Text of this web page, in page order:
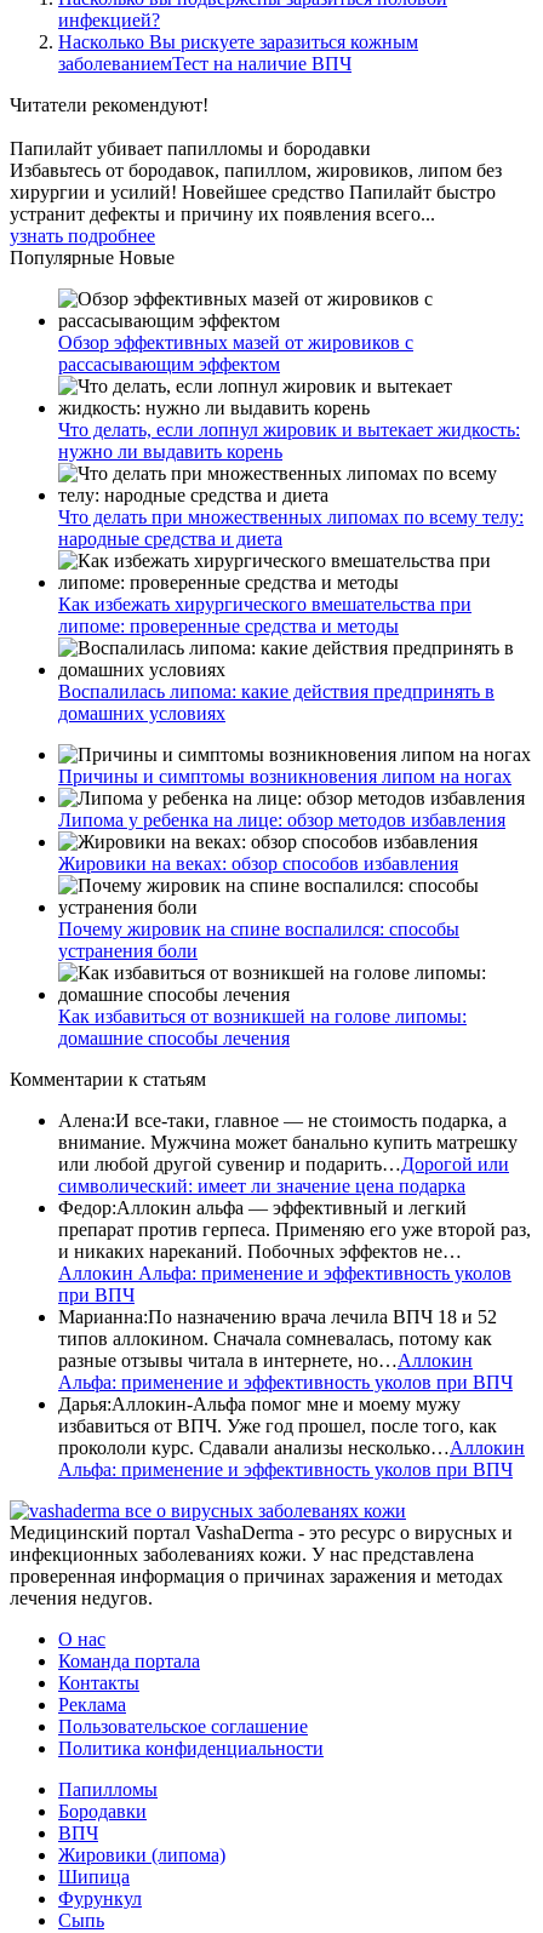
инфекцией?
Насколько Вы рискуете заразиться кожным
заболеваниемТест на наличие ВПЧ
Читатели рекомендуют!
Папилайт убивает папилломы и бородавки
Избавьтесь от бородавок, папиллом, жировиков, липом без
хирургии и усилий! Новейшее средство Папилайт быстро
устранит дефекты и причину их появления всего...
узнать подробнее
Популярные Новые
Обзор эффективных мазей от жировиков с
рассасывающим эффектом
Что делать, если лопнул жировик и вытекает жидкость:
нужно ли выдавить корень
Что делать при множественных липомах по всему телу:
народные средства и диета
Как избежать хирургического вмешательства при
липоме: проверенные средства и методы
Воспалилась липома: какие действия предпринять в
домашних условиях
Причины и симптомы возникновения липом на ногах
Липома у ребенка на лице: обзор методов избавления
Жировики на веках: обзор способов избавления
Почему жировик на спине воспалился: способы
устранения боли
Как избавиться от возникшей на голове липомы:
домашние способы лечения
Комментарии к статьям
Алена:И все-таки, главное — не стоимость подарка, а
внимание. Мужчина может банально купить матрешку
или любой другой сувенир и подарить…Дорогой или
символический: имеет ли значение цена подарка
Федор:Аллокин альфа — эффективный и легкий
препарат против герпеса. Применяю его уже второй раз,
и никаких нареканий. Побочных эффектов не…
Аллокин Альфа: применение и эффективность уколов
при ВПЧ
Марианна:По назначению врача лечила ВПЧ 18 и 52
типов аллокином. Сначала сомневалась, потому как
разные отзывы читала в интернете, но…Аллокин
Альфа: применение и эффективность уколов при ВПЧ
Дарья:Аллокин-Альфа помог мне и моему мужу
избавиться от ВПЧ. Уже год прошел, после того, как
прокололи курс. Сдавали анализы несколько…Аллокин
Альфа: применение и эффективность уколов при ВПЧ
все о вирусных заболеванях кожи
Медицинский портал VashaDerma - это ресурс о вирусных и
инфекционных заболеваниях кожи. У нас представлена
проверенная информация о причинах заражения и методах
лечения недугов.
О нас
Команда портала
Контакты
Реклама
Пользовательское соглашение
Политика конфиденциальности
Папилломы
Бородавки
ВПЧ
Жировики (липома)
Шипица
Фурункул
Сыпь